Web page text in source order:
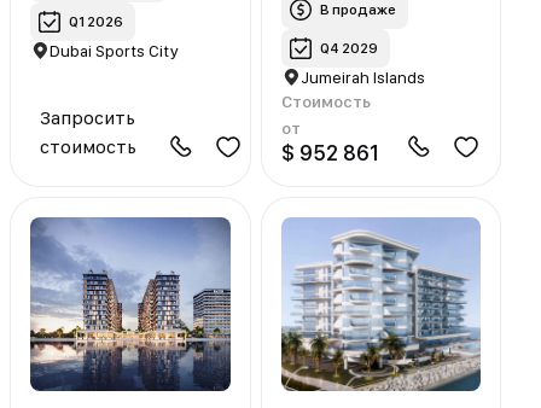
Q1 2026
Dubai Sports City
Запросить
стоимость
В продаже
Q4 2029
Jumeirah Islands
Стоимость
от
$ 952 861